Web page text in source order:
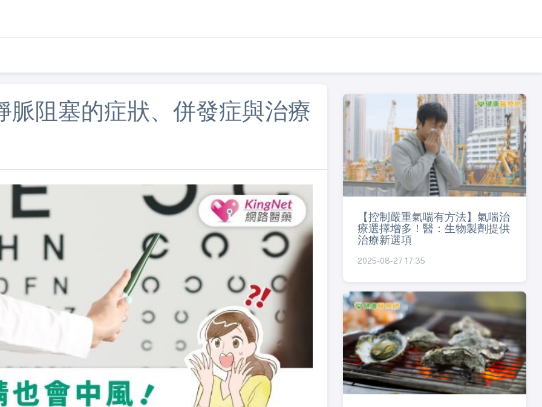
脈阻塞的症狀、併發症與治療
【控制嚴重氣喘有方法】氣喘治
療選擇增多！醫：生物製劑提供
治療新選項
2025-08-27 17:35